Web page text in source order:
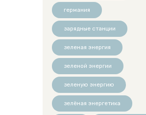
германия
зарядные станции
зеленая энергия
зеленой энергии
зеленую энергию
зелёная энергетика